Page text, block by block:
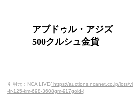
アブドゥル・アジズ
500クルシュ金貨
引用元：NCA LIVE( https://auctions.ncanet.co.jp/lots/
-fr-125-km-698-3608gm-917gold-)